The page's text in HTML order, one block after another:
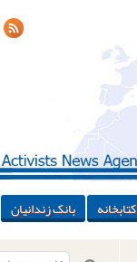
کتابخانه بانک زندانیان